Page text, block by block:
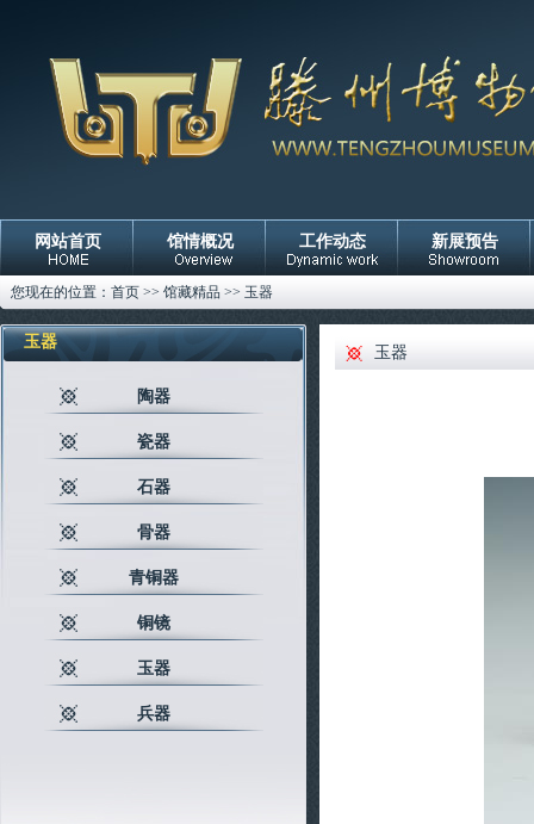
网站首页 馆情概况 工作动态 新展预告
您现在的位置： 首页 >> 馆藏精品 >> 玉器
玉器
陶器
瓷器
石器
骨器
青铜器
铜镜
玉器
兵器
玉器